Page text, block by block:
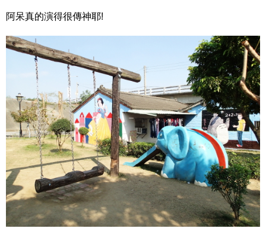
阿呆真的演得很傳神耶!